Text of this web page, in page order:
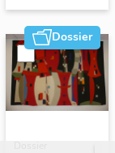
Dossier